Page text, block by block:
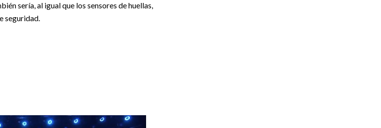
sería, al igual que los sensores de huellas,
seguridad.